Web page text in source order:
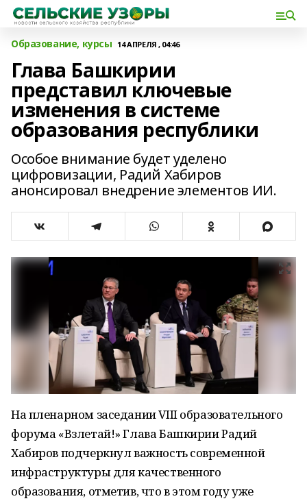
Образование, курсы 14 АПРЕЛЯ , 04:46
Глава Башкирии
представил ключевые
изменения в системе
образования республики
Особое внимание будет уделено
цифровизации, Радий Хабиров
анонсировал внедрение элементов ИИ.
На пленарном заседании VIII образовательного
форума «Взлетай!» Глава Башкирии Радий
Хабиров подчеркнул важность современной
инфраструктуры для качественного
образования, отметив, что в этом году уже